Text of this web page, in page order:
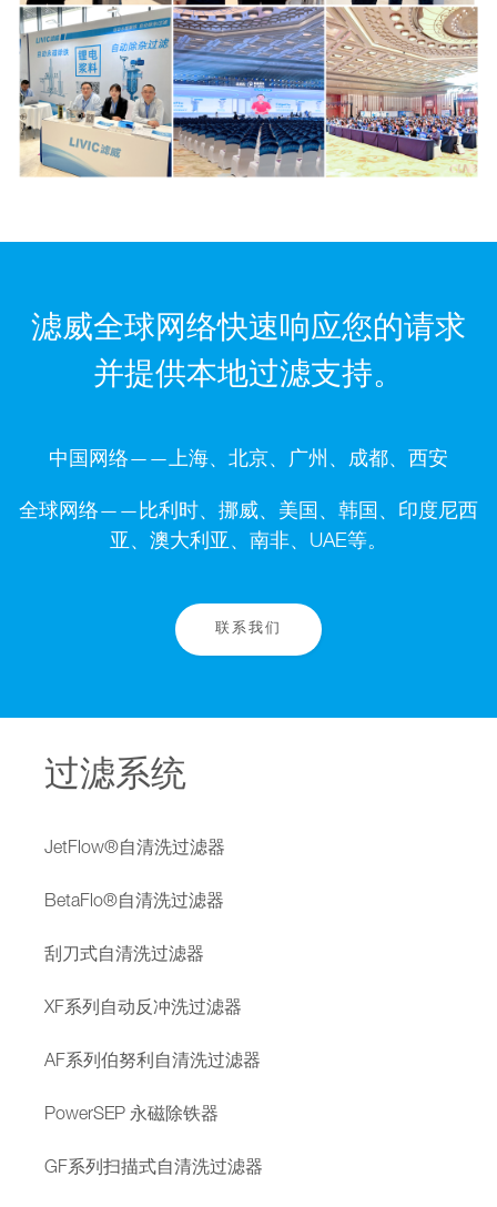
滤威全球网络快速响应您的请求
并提供本地过滤支持。
中国网络——上海、北京、广州、成都、西安
全球网络——比利时、挪威、美国、韩国、印度尼西
亚、澳大利亚、南非、UAE等。
联系我们
过滤系统
JetFlow®自清洗过滤器
BetaFlo®自清洗过滤器
刮刀式自清洗过滤器
XF系列自动反冲洗过滤器
AF系列伯努利自清洗过滤器
PowerSEP 永磁除铁器
GF系列扫描式自清洗过滤器